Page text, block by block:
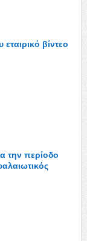
βίντεο
την περίοδο